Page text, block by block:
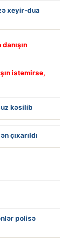
xeyir-dua
istəmirsə,
kəsilib
çıxarıldı
polisə